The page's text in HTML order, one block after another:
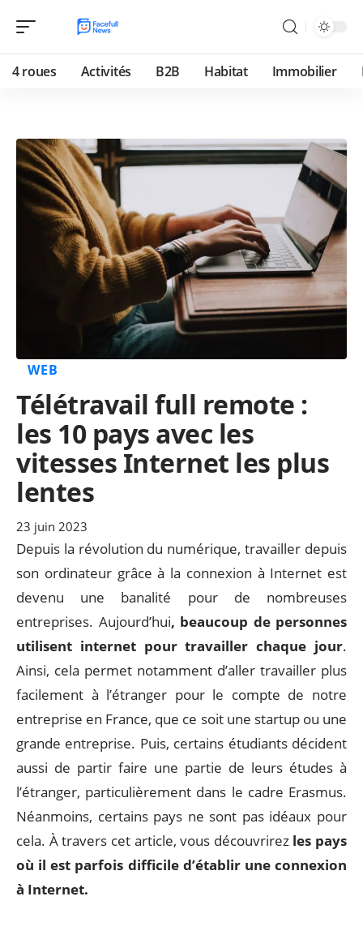
4 roues Activités B2B Habitat Immobilier
WEB
Télétravail full remote :
les 10 pays avec les
vitesses Internet les plus
lentes
23 juin 2023
Depuis la révolution du numérique, travailler depuis
son ordinateur grâce à la connexion à Internet est
devenu une banalité pour de nombreuses
entreprises. Aujourd’hui, beaucoup de personnes
utilisent internet pour travailler chaque jour.
Ainsi, cela permet notamment d’aller travailler plus
facilement à l’étranger pour le compte de notre
entreprise en France, que ce soit une startup ou une
grande entreprise. Puis, certains étudiants décident
aussi de partir faire une partie de leurs études à
l’étranger, particulièrement dans le cadre Erasmus.
Néanmoins, certains pays ne sont pas idéaux pour
cela. À travers cet article, vous découvrirezles pays
où il est parfois difficile d’établir une connexion
à Internet.